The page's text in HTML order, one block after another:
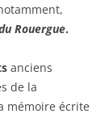
Rouergue.
anciens
de la
mémoire écrite